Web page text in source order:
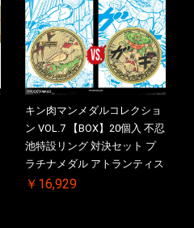
キン肉マンメダルコレクショ
ン VOL.7 【BOX】20個入 不忍
池特設リング 対決セット プ
ラチナメダル アトランティス
ドライバー VS.ネックカット
￥16,929